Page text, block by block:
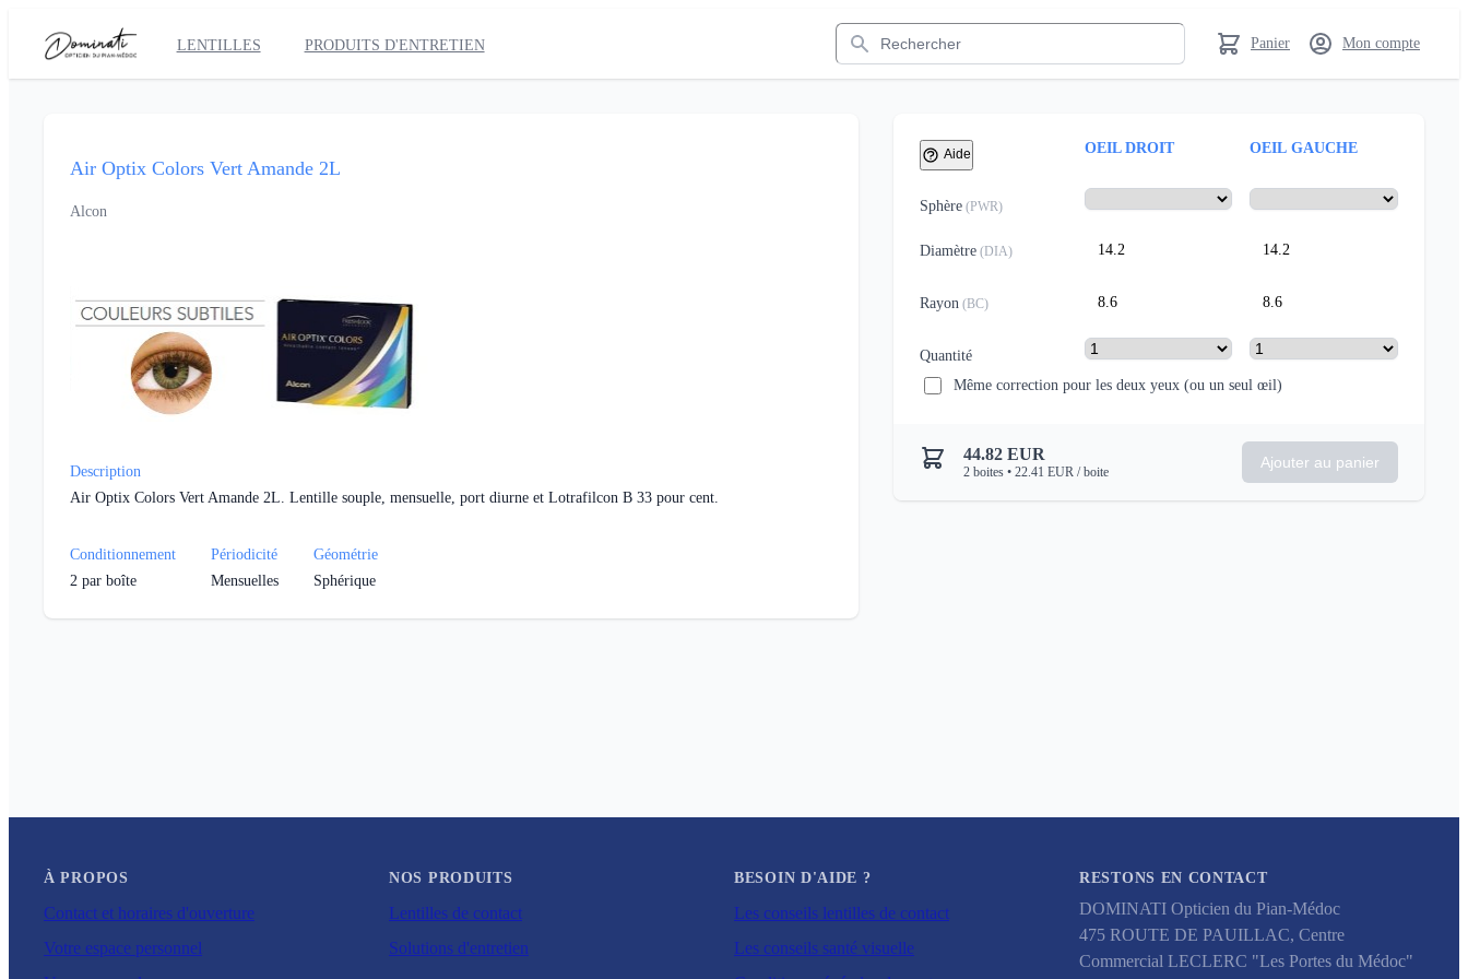
LENTILLES PRODUITS D'ENTRETIEN
Rechercher
Panier Mon compte
Air Optix Colors Vert Amande 2L
Alcon
Description
Air Optix Colors Vert Amande 2L. Lentille souple, mensuelle, port diurne et Lotrafilcon B 33 pour cent.
Conditionnement
2 par boîte
Périodicité
Mensuelles
Géométrie
Sphérique
Aide OEIL DROIT OEIL GAUCHE
Sphère(PWR)
Diamètre(DIA) 14.2 14.2
Rayon(BC) 8.6 8.6
Quantité
Même correction pour les deux yeux (ou un seul œil)
44.82 EUR
2boites• 22.41 EUR / boite
Ajouter au panier
À PROPOS
Contact et horaires d'ouverture
Votre espace personnel
NOS PRODUITS
Lentilles de contact
Solutions d'entretien
BESOIN D'AIDE ?
Les conseils lentilles de contact
Les conseils santé visuelle
RESTONS EN CONTACT
DOMINATI Opticien du Pian-Médoc
475 ROUTE DE PAUILLAC, Centre
Commercial LECLERC "Les Portes du Médoc"